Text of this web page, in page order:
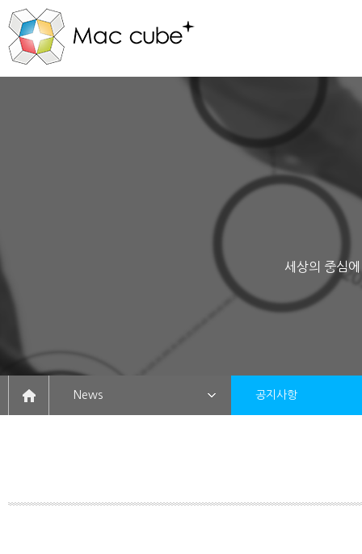
세상의 중심
News 공지사항